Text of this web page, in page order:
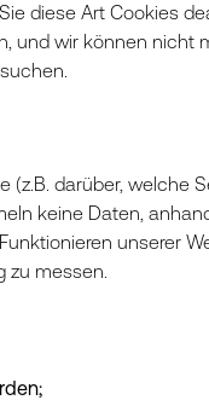
diese Art Cookies
und wir können nicht
darüber, welche
keine Daten,
unserer
zu messen.